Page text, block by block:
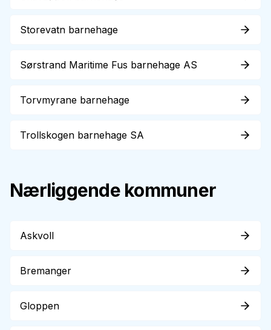
Storevatn barnehage
Sørstrand Maritime Fus barnehage AS
Torvmyrane barnehage
Trollskogen barnehage SA
Nærliggende kommuner
Askvoll
Bremanger
Gloppen